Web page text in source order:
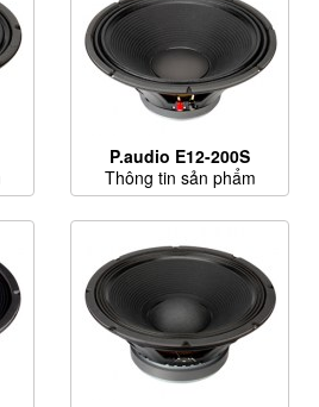
P.audio E12-200S
Thông tin sản phẩm